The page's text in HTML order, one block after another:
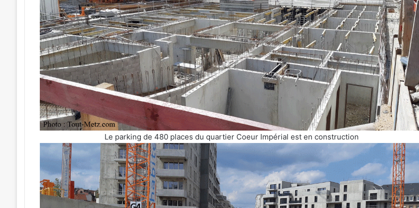
Le parking de 480 places du quartier Coeur Impérial est en construction